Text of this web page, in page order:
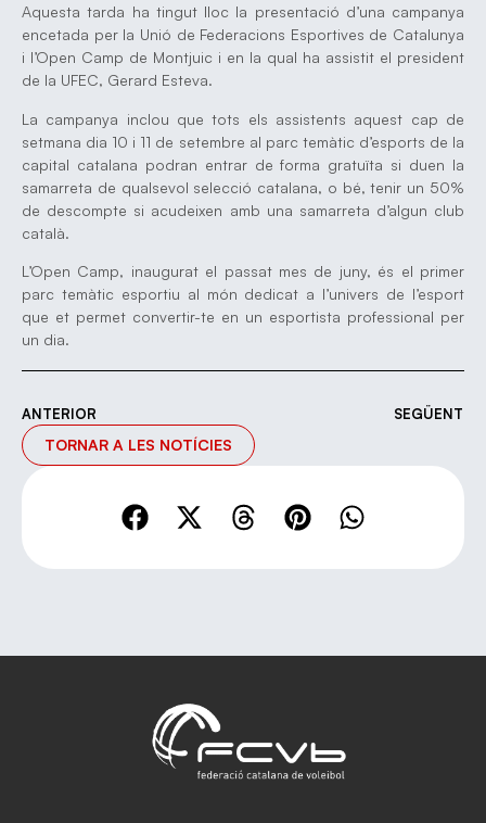
Aquesta tarda ha tingut lloc la presentació d’una campanya
encetada per la Unió de Federacions Esportives de Catalunya
i l’Open Camp de Montjuic i en la qual ha assistit el president
de la UFEC, Gerard Esteva.
La campanya inclou que tots els assistents aquest cap de
setmana dia 10 i 11 de setembre al parc temàtic d’esports de la
capital catalana podran entrar de forma gratuïta si duen la
samarreta de qualsevol selecció catalana, o bé, tenir un 50%
de descompte si acudeixen amb una samarreta d’algun club
català.
L’Open Camp, inaugurat el passat mes de juny, és el primer
parc temàtic esportiu al món dedicat a l’univers de l’esport
que et permet convertir-te en un esportista professional per
un dia.
ANTERIOR SEGÜENT
TORNAR A LES NOTÍCIES